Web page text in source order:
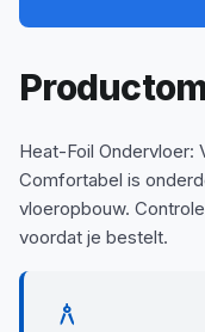
Heat-Foil Ondervloer:
Comfortabel is
vloeropbouw.
voordat je bestelt.
architecture